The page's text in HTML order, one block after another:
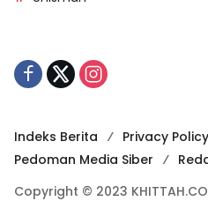
Indeks Berita
Privacy Policy
Pedoman Media Siber
Copyright © 2023